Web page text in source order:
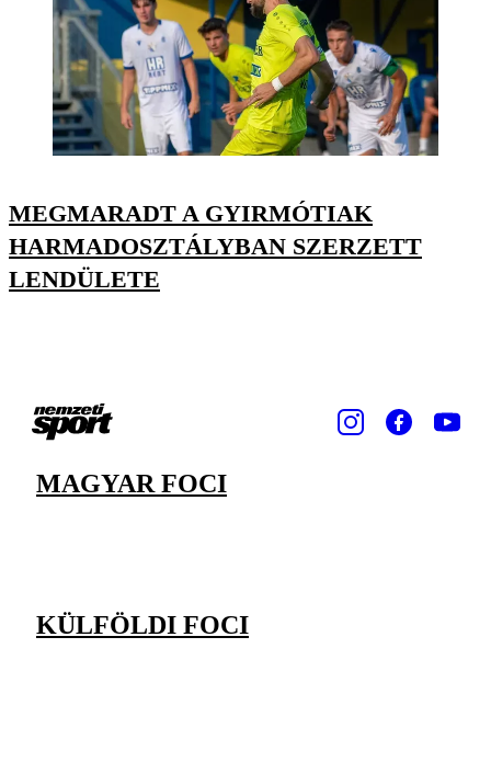
MEGMARADT A GYIRMÓTIAK
HARMADOSZTÁLYBAN SZERZETT
LENDÜLETE
MAGYAR FOCI
KÜLFÖLDI FOCI